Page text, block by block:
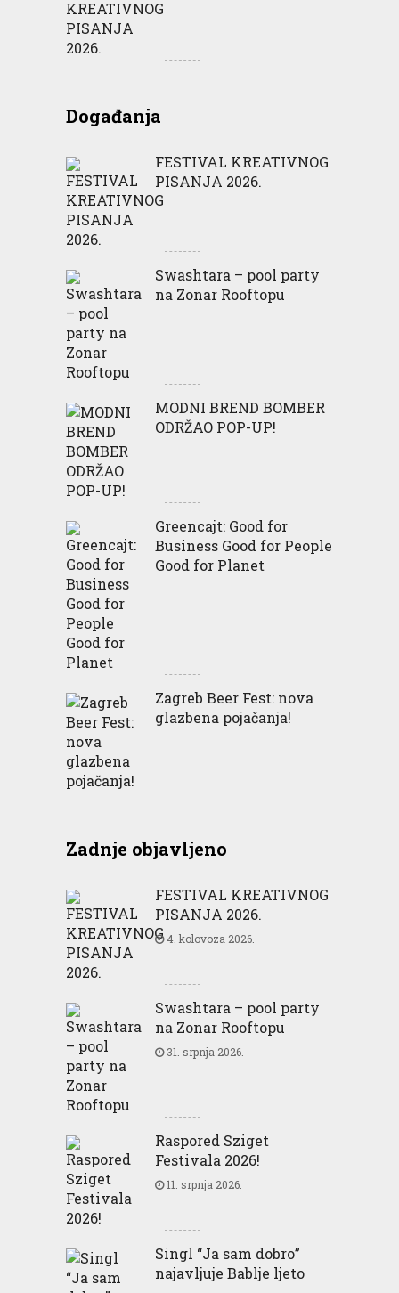
Događanja
FESTIVAL KREATIVNOG
PISANJA 2026.
Swashtara – pool party
na Zonar Rooftopu
MODNI BREND BOMBER
ODRŽAO POP-UP!
Greencajt: Good for
Business Good for People
Good for Planet
Zagreb Beer Fest: nova
glazbena pojačanja!
Zadnje objavljeno
FESTIVAL KREATIVNOG
PISANJA 2026.
4. kolovoza 2026.
Swashtara – pool party
na Zonar Rooftopu
31. srpnja 2026.
Raspored Sziget
Festivala 2026!
11. srpnja 2026.
Singl “Ja sam dobro”
najavljuje Bablje ljeto